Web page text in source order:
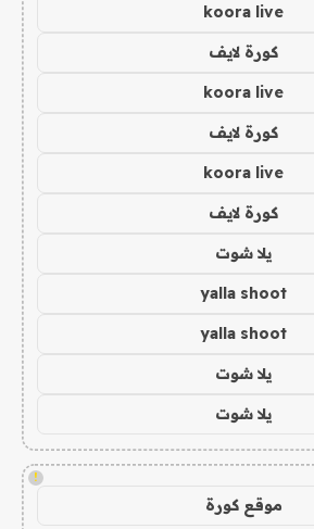
koora live
كورة لايف
koora live
كورة لايف
koora live
كورة لايف
يلا شوت
yalla shoot
yalla shoot
يلا شوت
يلا شوت
!
موقع كورة